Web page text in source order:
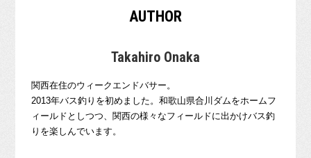
AUTHOR
Takahiro Onaka
関西在住のウィークエンドバサー。
2013年バス釣りを初めました。和歌山県合川ダムをホームフ
ィールドとしつつ、関西の様々なフィールドに出かけバス釣
りを楽しんでいます。